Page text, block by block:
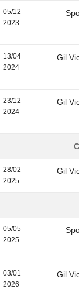
05/12
2023
13/04
2024
Gil
23/12
2024
Gil
28/02
2025
Gil
05/05
2025
03/01
2026
Gil